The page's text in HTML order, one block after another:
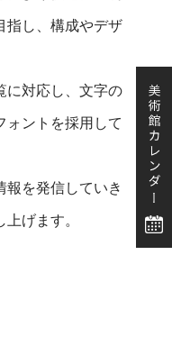
指し、構成やデザ
に対応し、文字の
ォントを採用して
報を発信していき
げます。